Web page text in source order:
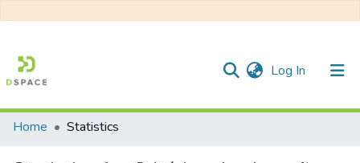
Log In (current)
Home Statistics